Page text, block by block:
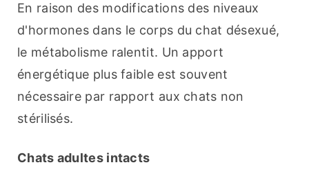
En raison des modifications des niveaux
d'hormones dans le corps du chat désexué,
le métabolisme ralentit. Un apport
énergétique plus faible est souvent
nécessaire par rapport aux chats non
stérilisés.
Chats adultes intacts